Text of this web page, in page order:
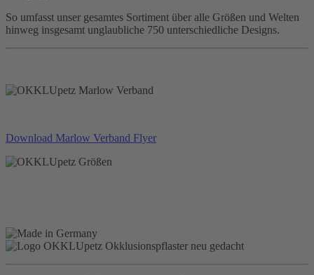
So umfasst unser gesamtes Sortiment über alle Größen und Welten
hinweg insgesamt unglaubliche 750 unterschiedliche Designs.
Download Marlow Verband Flyer